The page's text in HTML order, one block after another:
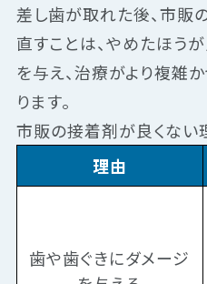
差し歯が取れた後、市販
直すことは、やめたほう
を与え、治療がより複雑
ります。
市販の接着剤が良くない
理由
歯や歯ぐきにダメージ